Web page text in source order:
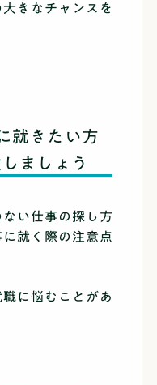
きなチャンスを
就きたい方
ましょう
い仕事の探し方
就く際の注意点
に悩むことがあ